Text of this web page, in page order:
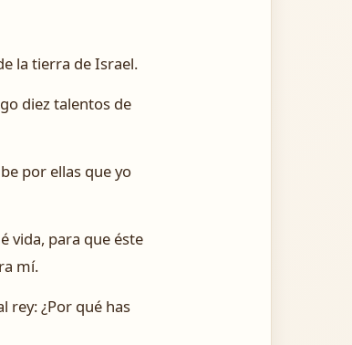
la tierra de Israel.
diez talentos de
por ellas que yo
vida, para que éste
mí.
rey: ¿Por qué has